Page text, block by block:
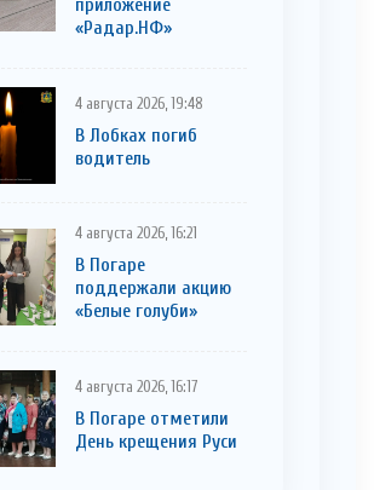
приложение
«Радар.НФ»
4 августа 2026, 19:48
В Лобках погиб
водитель
4 августа 2026, 16:21
В Погаре
поддержали акцию
«Белые голуби»
4 августа 2026, 16:17
В Погаре отметили
День крещения Руси